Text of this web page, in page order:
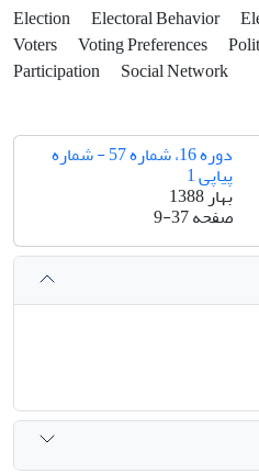
Election Electoral Behavior
Voters
Voting Preferences
Participation
Social Network
دوره 16، شماره 57 - شماره
پیاپی 1
بهار 1388
صفحه9-37